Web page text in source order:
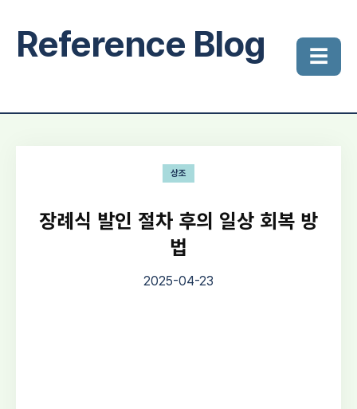
Reference Blog ☰
상조
장례식 발인 절차 후의 일상 회복 방
법
2025-04-23